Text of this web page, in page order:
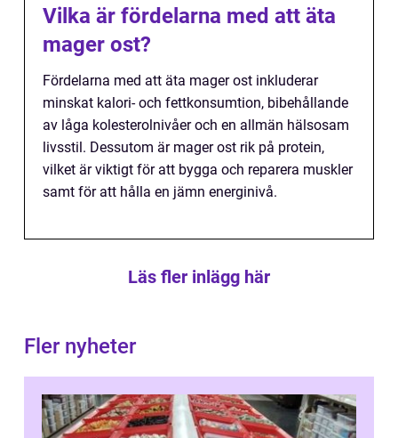
Vilka är fördelarna med att äta
mager ost?
Fördelarna med att äta mager ost inkluderar
minskat kalori- och fettkonsumtion, bibehållande
av låga kolesterolnivåer och en allmän hälsosam
livsstil. Dessutom är mager ost rik på protein,
vilket är viktigt för att bygga och reparera muskler
samt för att hålla en jämn energinivå.
Läs fler inlägg här
Fler nyheter